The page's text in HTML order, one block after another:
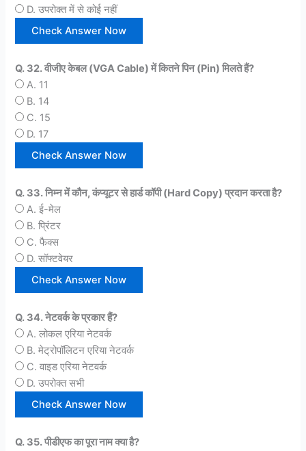
D. उपरोक्त में से कोई नहीं
Q. 32. वीजीए केबल (VGA Cable) में कितने पिन (Pin) मिलते हैं?
A. 11
B. 14
C. 15
D. 17
Q. 33. निम्न में कौन, कंप्यूटर से हार्ड कॉपी (Hard Copy) प्रदान करता है?
A. ई-मेल
B. प्रिंटर
C. फैक्स
D. सॉफ्टवेयर
Q. 34. नेटवर्क के प्रकार हैं?
A. लोकल एरिया नेटवर्क
B. मेट्रोपॉलिटन एरिया नेटवर्क
C. वाइड एरिया नेटवर्क
D. उपरोक्त सभी
Q. 35. पीडीएफ का पूरा नाम क्या है?